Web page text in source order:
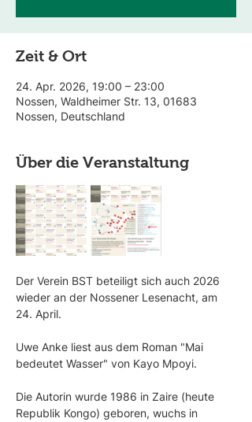
Zeit & Ort
24. Apr. 2026, 19:00 – 23:00
Nossen, Waldheimer Str. 13, 01683
Nossen, Deutschland
Über die Veranstaltung
Der Verein BST beteiligt sich auch 2026
wieder an der Nossener Lesenacht, am
24. April.
Uwe Anke liest aus dem Roman "Mai
bedeutet Wasser" von Kayo Mpoyi.
Die Autorin wurde 1986 in Zaire (heute
Republik Kongo) geboren, wuchs in